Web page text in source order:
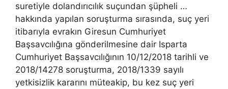
suretiyle dolandırıcılık suçundan şüpheli …
hakkında yapılan soruşturma sırasında, suç yeri
itibarıyla evrakın Giresun Cumhuriyet
Başsavcılığına gönderilmesine dair Isparta
Cumhuriyet Başsavcılığının 10/12/2018 tarihli ve
2018/14278 soruşturma, 2018/1339 sayılı
yetkisizlik kararını müteakip, bu kez suç yeri